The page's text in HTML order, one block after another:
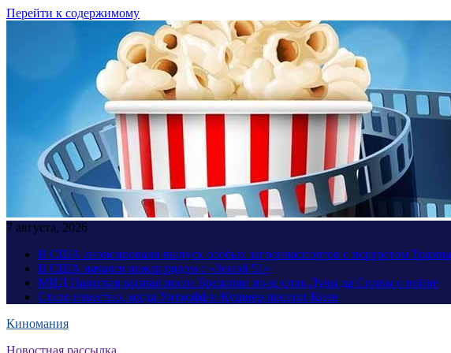
Перейти к содержимому
7 августа, 2026
В США анонсировали выпуск особых загранпаспортов с портретом Трампа
В США начался пожар рядом с «Зоной 51»
МИД Парагвая вызвал посла Бразилии из-за слов Лулы да Силвы о войне
Стало известно, когда Уиткофф и Кушнер посетят Киев
Киномания
Новостная рассылка